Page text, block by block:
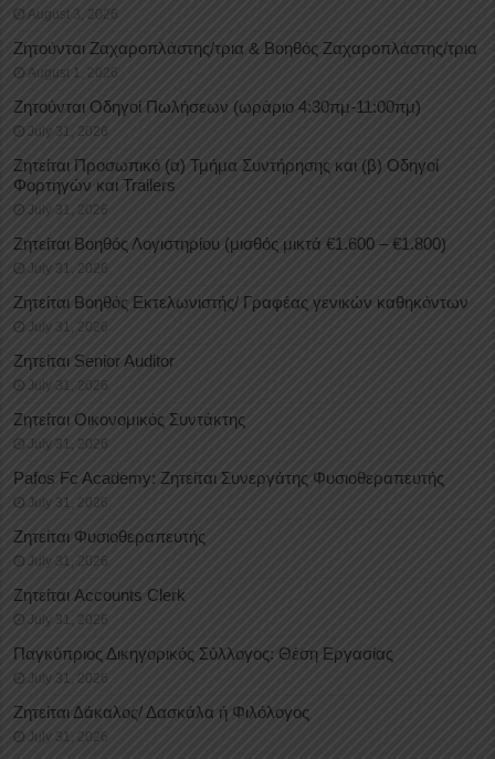
August 3, 2026
Ζητούνται Ζαχαροπλάστης/τρια & Βοηθός Ζαχαροπλάστης/τρια
August 1, 2026
Ζητούνται Οδηγοί Πωλήσεων (ωράριο 4:30πμ-11:00πμ)
July 31, 2026
Ζητείται Προσωπικό (α) Τμήμα Συντήρησης και (β) Οδηγοί
Φορτηγών και Trailers
July 31, 2026
Ζητείται Βοηθός Λογιστηρίου (μισθός μικτά €1.600 – €1.800)
July 31, 2026
Ζητείται Βοηθός Εκτελωνιστής/ Γραφέας γενικών καθηκόντων
July 31, 2026
Ζητείται Senior Auditor
July 31, 2026
Ζητείται Οικονομικός Συντάκτης
July 31, 2026
Pafos Fc Academy: Ζητείται Συνεργάτης Φυσιοθεραπευτής
July 31, 2026
Ζητείται Φυσιοθεραπευτής
July 31, 2026
Ζητείται Accounts Clerk
July 31, 2026
Παγκύπριος Δικηγορικός Σύλλογος: Θέση Εργασίας
July 31, 2026
Ζητείται Δάκαλος/ Δασκάλα ή Φιλόλογος
July 31, 2026